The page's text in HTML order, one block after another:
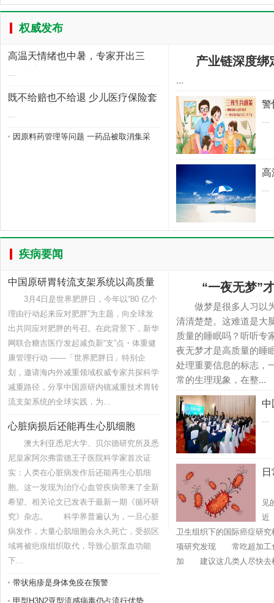
权威发布
高温天情绪也中暑，专家开出三
...
既不给赔也不给退 少儿医疗保险套
...
因原料药管理等问题 一药品被取消集采
产业链深度绑
...
警
...
高
...
疾病要闻
中国原研胃转流支架系统以高质量
减重助
3月4日是世界肥胖日，今年以“80 亿个
理由行动起来应对肥胖”为主题，向全球发
出共同应对肥胖的号召。在此背景下，新华
网联合糖吉医疗发起减负新“支”点・体重健
康管理行动 ——「世界肥胖日」特别企
划，邀请海内外减重领域权威专家共探科学
减重路径，分享中国原研内镜减重技术胃转
流支架系统的全球实践，为...
心脏病损后还能再生心肌细胞
澳大利亚悉尼大学、贝尔德研究所及悉
尼皇家阿尔弗雷德王子医院科学家首次证
实：人类在心脏病发作后还能再生心肌细
胞。这一发现为治疗心血管疾病带来了全新
希望。相关论文已发表于最新一期《循环研
究》杂志。 科学界普遍认为，一旦心脏
病发作，大量心肌细胞会永久死亡，受损区
域将被疤痕组织取代，导致心脏泵血功能
下...
带状疱疹是身体免疫在预警
甲型H3N2亚型流感病毒仍占流行优势
“一夜无梦”
做梦是很多人习以为
清清楚楚。这难道是大
质量的睡眠吗？听
夜无梦才是高质量的睡
处理重要信息的标志，
常的生理现象，在整...
中
...
见
近
卫生组织下的国际癌症
项研究发现 常吃超加工
加 建议这几类人尽快